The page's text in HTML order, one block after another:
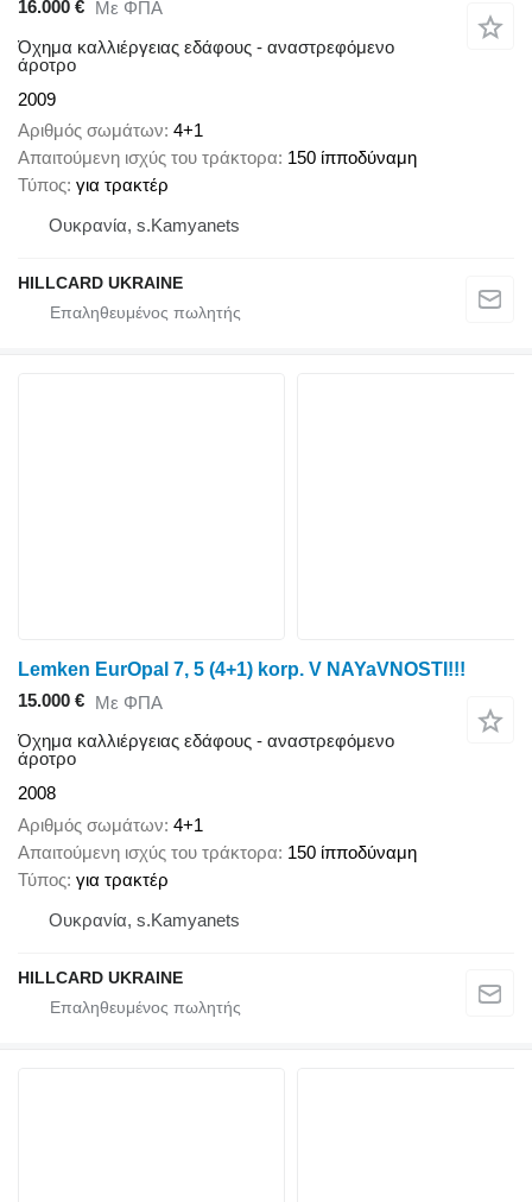
16.000 € Με ΦΠΑ
Όχημα καλλιέργειας εδάφους - αναστρεφόμενο
άροτρο
2009
Αριθμός σωμάτων 4+1
Απαιτούμενη ισχύς του τράκτορα 150 ίπποδύναμη
Τύπος για τρακτέρ
Ουκρανία, s.Kamyanets
HILLCARD UKRAINE
Lemken EurOpal 7, 5 (4+1) korp. V NAYaVNOSTI!!!
15.000 € Με ΦΠΑ
Όχημα καλλιέργειας εδάφους - αναστρεφόμενο
άροτρο
2008
Αριθμός σωμάτων 4+1
Απαιτούμενη ισχύς του τράκτορα 150 ίπποδύναμη
Τύπος για τρακτέρ
Ουκρανία, s.Kamyanets
HILLCARD UKRAINE